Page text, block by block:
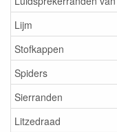
Lijm
Stofkappen
Spiders
Sierranden
Litzedraad